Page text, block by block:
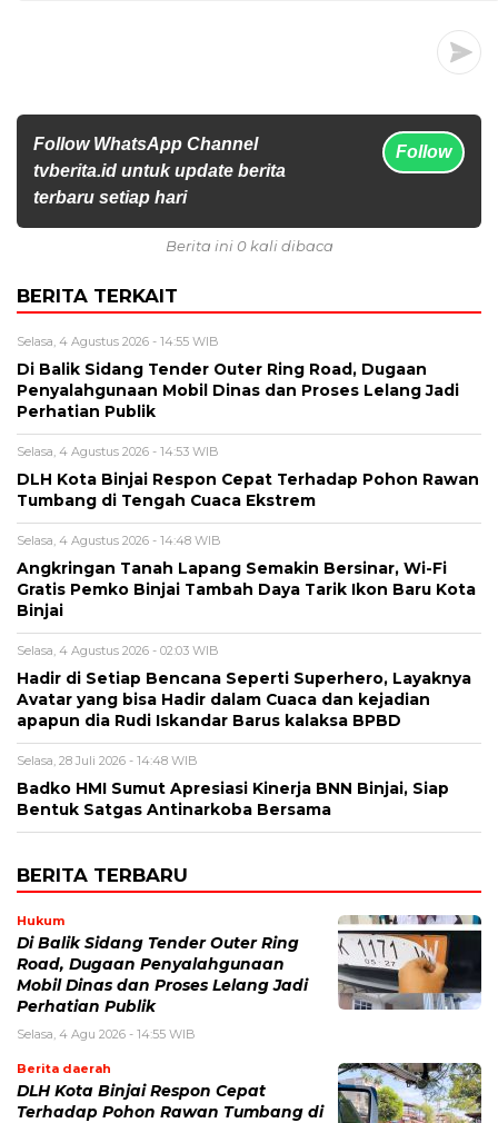
Follow WhatsApp Channel
tvberita.id untuk update berita
terbaru setiap hari
Follow
Berita ini 0 kali dibaca
BERITA TERKAIT
Selasa, 4 Agustus 2026 - 14:55 WIB
Di Balik Sidang Tender Outer Ring Road, Dugaan
Penyalahgunaan Mobil Dinas dan Proses Lelang Jadi
Perhatian Publik
Selasa, 4 Agustus 2026 - 14:53 WIB
DLH Kota Binjai Respon Cepat Terhadap Pohon Rawan
Tumbang di Tengah Cuaca Ekstrem
Selasa, 4 Agustus 2026 - 14:48 WIB
Angkringan Tanah Lapang Semakin Bersinar, Wi-Fi
Gratis Pemko Binjai Tambah Daya Tarik Ikon Baru Kota
Binjai
Selasa, 4 Agustus 2026 - 02:03 WIB
Hadir di Setiap Bencana Seperti Superhero, Layaknya
Avatar yang bisa Hadir dalam Cuaca dan kejadian
apapun dia Rudi Iskandar Barus kalaksa BPBD
Selasa, 28 Juli 2026 - 14:48 WIB
Badko HMI Sumut Apresiasi Kinerja BNN Binjai, Siap
Bentuk Satgas Antinarkoba Bersama
BERITA TERBARU
Hukum
Di Balik Sidang Tender Outer Ring
Road, Dugaan Penyalahgunaan
Mobil Dinas dan Proses Lelang Jadi
Perhatian Publik
Selasa, 4 Agu 2026 - 14:55 WIB
Berita daerah
DLH Kota Binjai Respon Cepat
Terhadap Pohon Rawan Tumbang di